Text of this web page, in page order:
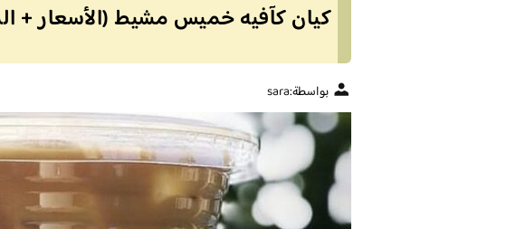
كيان كآفيه خميس مشيط (الأسعار +
بواسطة:sara